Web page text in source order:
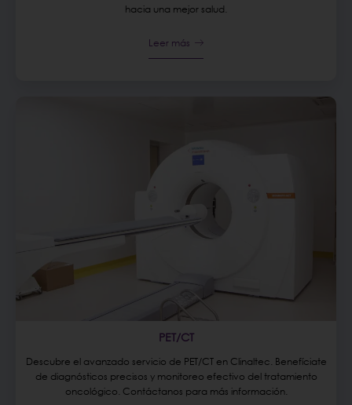
hacia una mejor salud.
Leer más
PET/CT
Descubre el avanzado servicio de PET/CT en Clinaltec. Benefíciate
de diagnósticos precisos y monitoreo efectivo del tratamiento
oncológico. Contáctanos para más información.